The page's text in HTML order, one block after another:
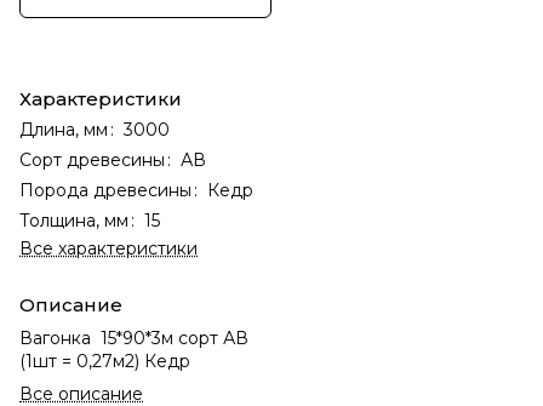
Характеристики
Длина, мм : 3000
Сорт древесины : АВ
Порода древесины : Кедр
Толщина, мм : 15
Все характеристики
Описание
Вагонка 15*90*3м сорт АВ
(1шт = 0,27м2) Кедр
Все описание